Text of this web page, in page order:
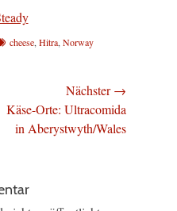
cheese,Hitra,Norway
Nächster →
Nächster
Beitrag:
Käse-Orte: Ultracomida
in Aberystwyth/Wales